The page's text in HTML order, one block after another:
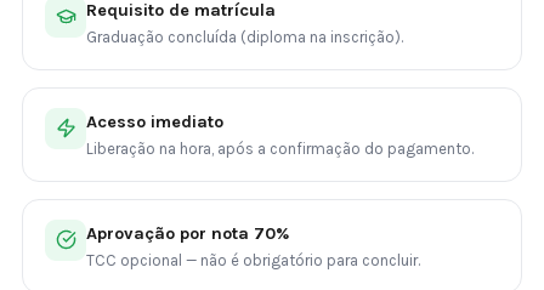
Requisito de matrícula
Graduação concluída (diploma na inscrição).
Acesso imediato
Liberação na hora, após a confirmação do pagamento.
Aprovação por nota 70%
TCC opcional — não é obrigatório para concluir.